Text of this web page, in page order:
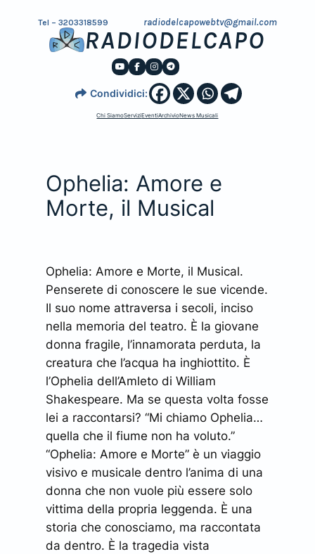
Tel – 3203318599 radiodelcapowebtv@gmail.com
RADIODELCAPO
Condividici:
Chi SiamoServiziEventiArchivioNews Musicali
Ophelia: Amore e
Morte, il Musical
Ophelia: Amore e Morte, il Musical.
Penserete di conoscere le sue vicende.
Il suo nome attraversa i secoli, inciso
nella memoria del teatro. È la giovane
donna fragile, l’innamorata perduta, la
creatura che l’acqua ha inghiottito. È
l’Ophelia dell’Amleto di William
Shakespeare. Ma se questa volta fosse
lei a raccontarsi? “Mi chiamo Ophelia…
quella che il fiume non ha voluto.”
“Ophelia: Amore e Morte” è un viaggio
visivo e musicale dentro l’anima di una
donna che non vuole più essere solo
vittima della propria leggenda. È una
storia che conosciamo, ma raccontata
da dentro. È la tragedia vista